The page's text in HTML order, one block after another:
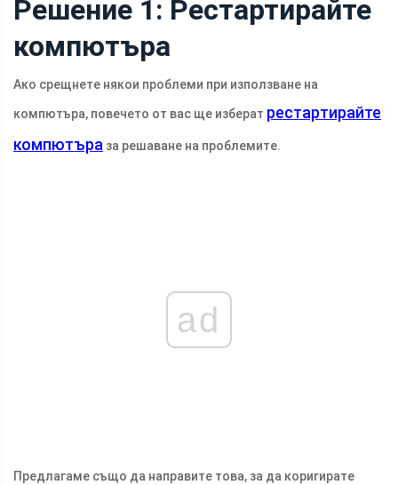
Решение 1: Рестартирайте
компютъра
Ако срещнете някои проблеми при използване на
компютъра, повечето от вас ще изберат рестартирайте
компютъра за решаване на проблемите.
ad
Предлагаме също да направите това, за да коригирате